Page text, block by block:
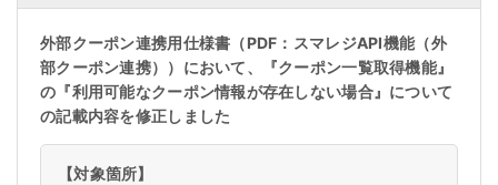
外部クーポン連携用仕様書（PDF：スマレジAPI機能（外
部クーポン連携））において、『クーポン一覧取得機能』
の『利用可能なクーポン情報が存在しない場合』について
の記載内容を修正しました
【対象箇所】